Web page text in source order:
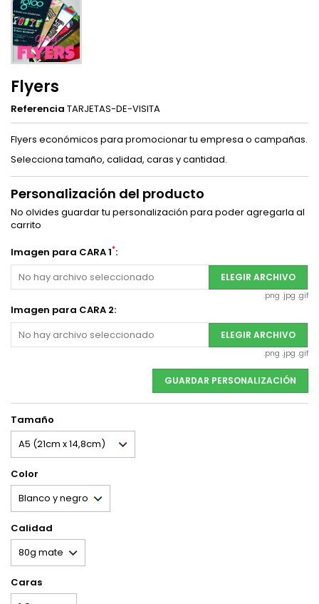
Flyers
Referencia TARJETAS-DE-VISITA
Flyers económicos para promocionar tu empresa o campañas.
Selecciona tamaño, calidad, caras y cantidad.
Personalización del producto
No olvides guardar tu personalización para poder agregarla al
carrito
Imagen para CARA 1*:
No hay archivo seleccionado
ELEGIR ARCHIVO
.png .jpg .gif
Imagen para CARA 2:
No hay archivo seleccionado
ELEGIR ARCHIVO
.png .jpg .gif
GUARDAR PERSONALIZACIÓN
Tamaño
Color
Calidad
Caras